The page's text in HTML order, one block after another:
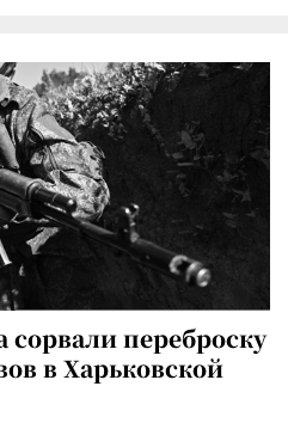
сорвали переброску
в Харьковской